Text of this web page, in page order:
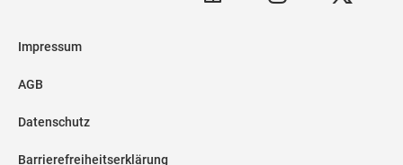
Impressum
AGB
Datenschutz
Barrierefreiheitserklärung